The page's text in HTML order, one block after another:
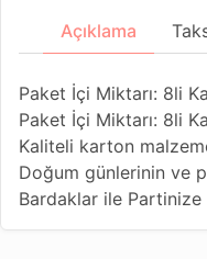
Açıklama
Paket İçi Miktarı: 8li
Paket İçi Miktarı: 8li
Kaliteli karton
Doğum günlerinin ve
Bardaklar ile Partinize